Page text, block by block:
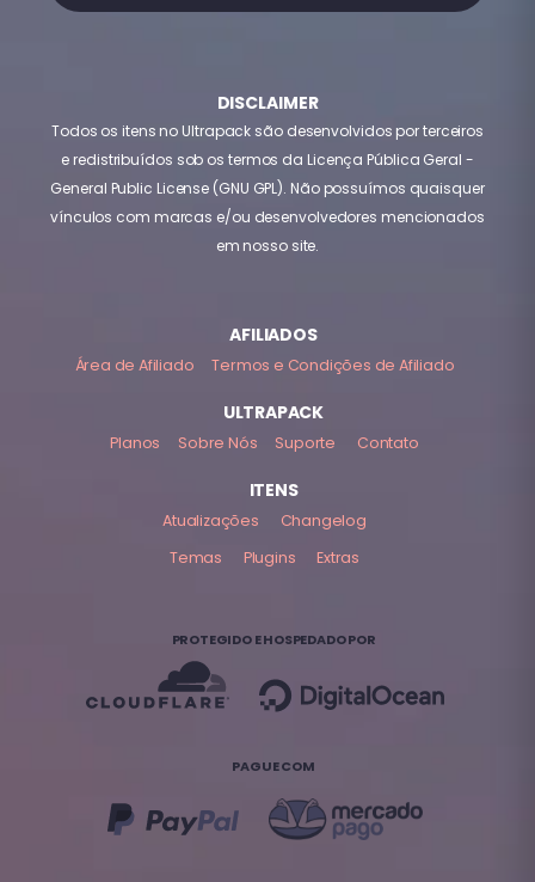
DISCLAIMER
Todos os itens no Ultrapack são desenvolvidos por terceiros
e redistribuídos sob os termos da Licença Pública Geral -
General Public License (GNU GPL). Não possuímos quaisquer
vínculos com marcas e/ou desenvolvedores mencionados
em nosso site.
AFILIADOS
Área de Afiliado Termos e Condições de Afiliado
ULTRAPACK
Planos Sobre Nós Suporte Contato
ITENS
Atualizações
Changelog
Temas
Plugins Extras
PROTEGIDO E HOSPEDADO POR
PAGUE COM